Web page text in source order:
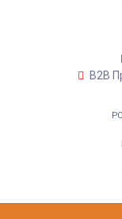
B2B